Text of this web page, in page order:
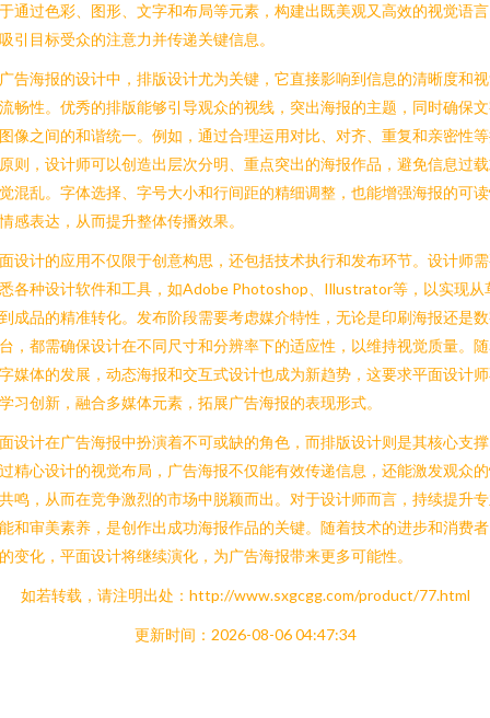
通过色彩、图形、文字和布局等元素，构建出既美观又高效的视觉语
引目标受众的注意力并传递关键信息。
告海报的设计中，排版设计尤为关键，它直接影响到信息的清晰度和
畅性。优秀的排版能够引导观众的视线，突出海报的主题，同时确保
像之间的和谐统一。例如，通过合理运用对比、对齐、重复和亲密性
则，设计师可以创造出层次分明、重点突出的海报作品，避免信息过
混乱。字体选择、字号大小和行间距的精细调整，也能增强海报的可
感表达，从而提升整体传播效果。
设计的应用不仅限于创意构思，还包括技术执行和发布环节。设计师
各种设计软件和工具，如Adobe Photoshop、Illustrator等，以实现从
成品的精准转化。发布阶段需要考虑媒介特性，无论是印刷海报还是
，都需确保设计在不同尺寸和分辨率下的适应性，以维持视觉质量。
媒体的发展，动态海报和交互式设计也成为新趋势，这要求平面设计
习创新，融合多媒体元素，拓展广告海报的表现形式。
设计在广告海报中扮演着不可或缺的角色，而排版设计则是其核心支
精心设计的视觉布局，广告海报不仅能有效传递信息，还能激发观众
鸣，从而在竞争激烈的市场中脱颖而出。对于设计师而言，持续提升
和审美素养，是创作出成功海报作品的关键。随着技术的进步和消费
变化，平面设计将继续演化，为广告海报带来更多可能性。
如若转载，请注明出处：http://www.sxgcgg.com/product/77.html
更新时间：2026-08-06 04:47:34